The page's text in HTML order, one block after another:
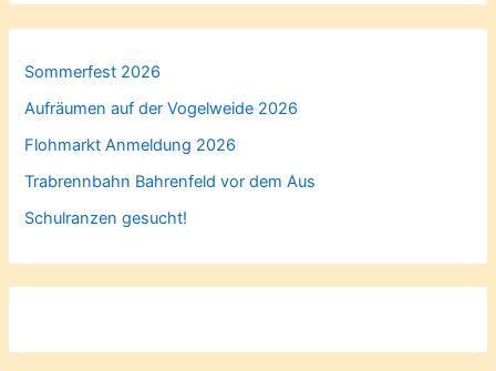
Sommerfest 2026
Aufräumen auf der Vogelweide 2026
Flohmarkt Anmeldung 2026
Trabrennbahn Bahrenfeld vor dem Aus
Schulranzen gesucht!